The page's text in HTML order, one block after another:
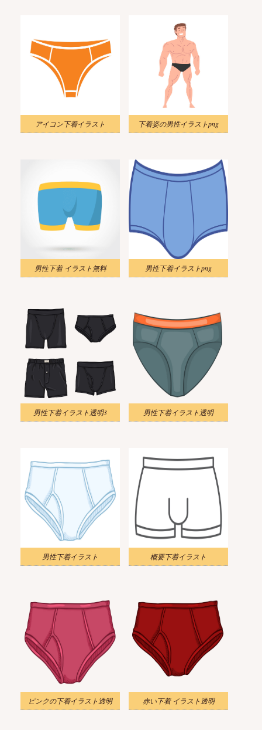
アイコン下着イラスト 下着姿の男性イラストpng
男性下着 イラスト無料 男性下着イラストpng
男性下着イラスト透明3 男性下着イラスト透明
男性下着イラスト 概要下着イラスト
ピンクの下着イラスト透明 赤い下着 イラスト透明